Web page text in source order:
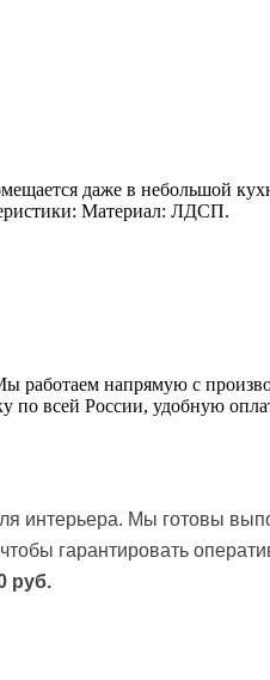
даже в небольшой
Материал: ЛДСП.
работаем напрямую с
по всей России, удобную
интерьера. Мы готовы
гарантировать
руб.